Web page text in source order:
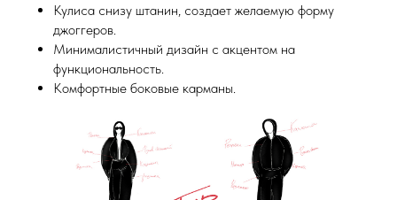
Кулиса снизу штанин, создает желаемую форму
джоггеров.
Минималистичный дизайн с акцентом на
функциональность.
Комфортные боковые карманы.